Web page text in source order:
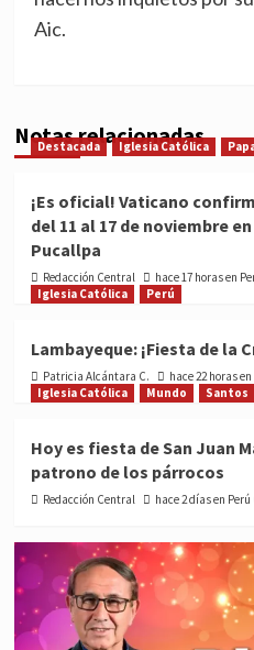
Aic.
Notas relacionadas
Destacada Iglesia Católica
¡Es oficial! Vaticano
del 11 al 17 de noviembre
Pucallpa
Redacción Central
hace 17 horas en
Iglesia Católica
Perú
Lambayeque: ¡Fiesta de la
Patricia Alcántara C.
hace 22 horas
Iglesia Católica
Mundo Santos
Hoy es fiesta de San Juan
patrono de los párrocos
Redacción Central hace 2 días en